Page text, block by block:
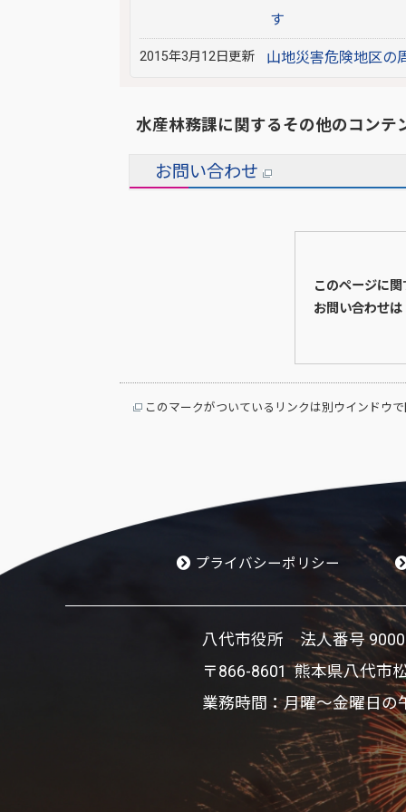
す
2015年3月12日更新 山地災害危険地区の
水産林務課に関するその他のコンテ
お問い合わせ
このページに関
お問い合わせは
このマークがついているリンクは別ウインドウ
プライバシーポリシー
八代市役所 法人番号
〒866-8601 熊本県八代市
業務時間：月曜～金曜日の